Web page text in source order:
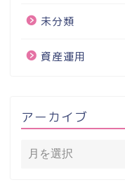
未分類
資産運用
アーカイブ